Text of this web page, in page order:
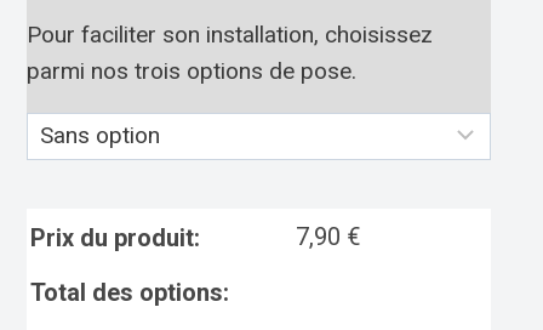
Pour faciliter son installation, choisissez
parmi nos trois options de pose.
Prix du produit: 7,90 €
Total des options: